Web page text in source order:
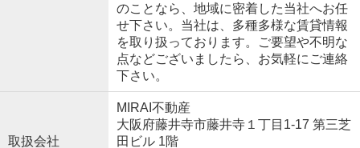
のことなら、地域に密着した当社へお任
せ下さい。当社は、多種多様な賃貸情報
を取り扱っております。ご要望や不明な
点などございましたら、お気軽にご連絡
下さい。
取扱会社
MIRAI不動産
大阪府藤井寺市藤井寺１丁目1-17 第三芝
田ビル 1階